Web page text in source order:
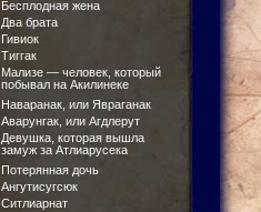
Бесплодная жена
Два брата
Гивиок
Тиггак
Мализе — человек, который
побывал на Акилинеке
Наваранак, или Явраганак
Аварунгак, или Агдлерут
Девушка, которая вышла
замуж за Атлиарусека
Потерянная дочь
Ангутисугсюк
Ситлиарнат